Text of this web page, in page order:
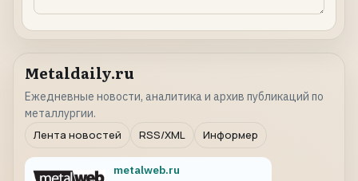
Metaldaily.ru
Ежедневные новости, аналитика и архив публикаций по
металлургии.
Лента новостей
RSS/XML Информер
metalweb.ru